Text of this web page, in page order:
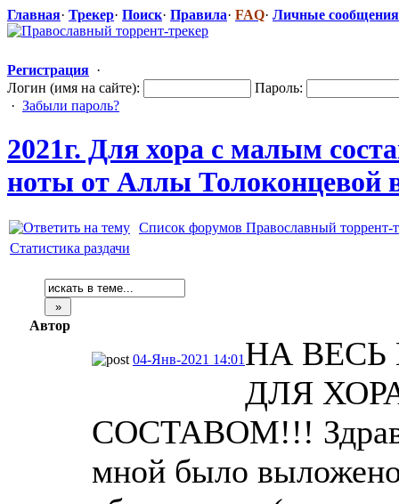
Главная· Трекер· Поиск· Правила· FAQ· Личные сообщения
Регистрация ·
Логин (имя на сайте):
Пароль:
· Забыли пароль?
2021г. Для хора с малым
ноты от Аллы Толоконцевой
Список форумов Православный торрент-
Статистика раздачи
Автор
04-Янв-2021 14:01 НА ВЕСЬ
ДЛЯ
СОСТАВОМ!!!
мной было